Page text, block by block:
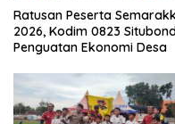
Ratusan Peserta
2026, Kodim 0823
Penguatan Ekonomi Desa